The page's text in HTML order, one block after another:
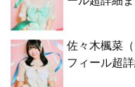
佐々木楓菜
フィール超詳